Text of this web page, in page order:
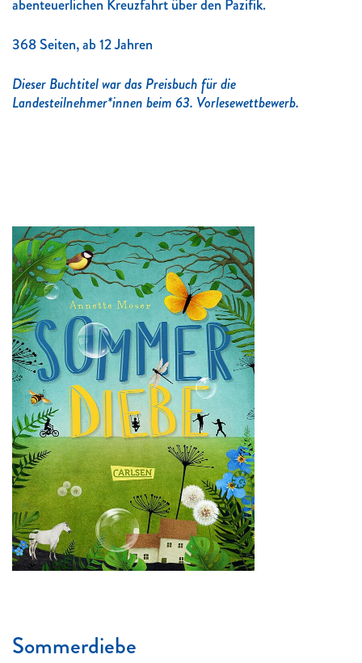
abenteuerlichen Kreuzfahrt über den Pazifik.
368 Seiten, ab 12 Jahren
Dieser Buchtitel war das Preisbuch für die
Landesteilnehmer*innen beim 63. Vorlesewettbewerb.
Sommerdiebe